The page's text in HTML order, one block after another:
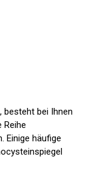
besteht bei Ihnen
Reihe
Einige häufige